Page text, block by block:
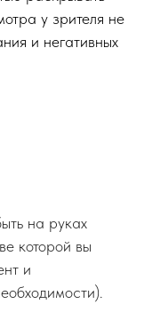
у зрителя не
и негативных
на руках
которой вы
и